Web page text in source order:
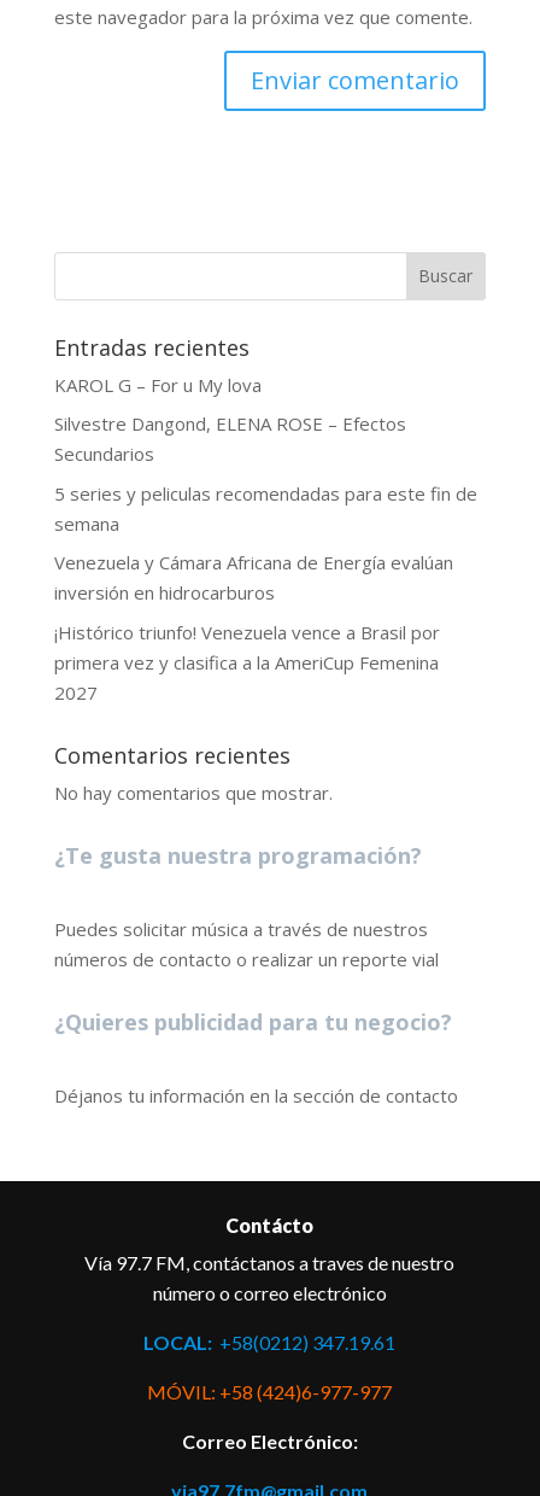
este navegador para la próxima vez que comente.
Buscar
Entradas recientes
KAROL G – For u My lova
Silvestre Dangond, ELENA ROSE – Efectos
Secundarios
5 series y peliculas recomendadas para este fin de
semana
Venezuela y Cámara Africana de Energía evalúan
inversión en hidrocarburos
¡Histórico triunfo! Venezuela vence a Brasil por
primera vez y clasifica a la AmeriCup Femenina
2027
Comentarios recientes
No hay comentarios que mostrar.
¿Te gusta nuestra programación?
Puedes solicitar música a través de nuestros
números de contacto o realizar un reporte vial
¿Quieres publicidad para tu negocio?
Déjanos tu información en la sección de contacto
Contácto
Vía 97.7 FM, contáctanos a traves de nuestro
número o correo electrónico
LOCAL: +58(0212) 347.19.61
MÓVIL: +58 (424)6-977-977
Correo Electrónico:
via97.7fm@gmail.com